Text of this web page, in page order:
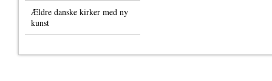
Ældre danske kirker med ny
kunst